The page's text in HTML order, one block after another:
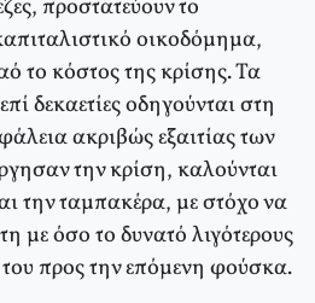
προστατεύουν το
οικοδόμημα,
το κόστος της κρίσης. Τα
δεκαετίες οδηγούνται στη
ακριβώς εξαιτίας των
την κρίση, καλούνται
την ταμπακέρα, με στόχο να
με όσο το δυνατό λιγότερους
προς την επόμενη φούσκα.